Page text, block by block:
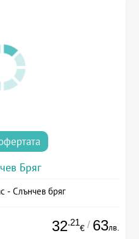
Бряг
- Слънчев бряг
32.21
€ / 63лв.